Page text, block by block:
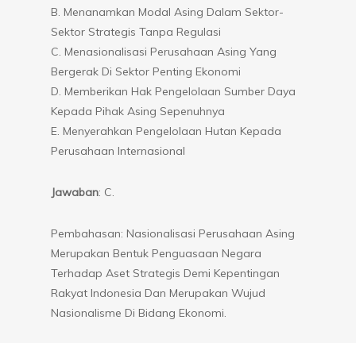
B. Menanamkan Modal Asing Dalam Sektor-
Sektor Strategis Tanpa Regulasi
C. Menasionalisasi Perusahaan Asing Yang
Bergerak Di Sektor Penting Ekonomi
D. Memberikan Hak Pengelolaan Sumber Daya
Kepada Pihak Asing Sepenuhnya
E. Menyerahkan Pengelolaan Hutan Kepada
Perusahaan Internasional
Jawaban: C.
Pembahasan: Nasionalisasi Perusahaan Asing
Merupakan Bentuk Penguasaan Negara
Terhadap Aset Strategis Demi Kepentingan
Rakyat Indonesia Dan Merupakan Wujud
Nasionalisme Di Bidang Ekonomi.